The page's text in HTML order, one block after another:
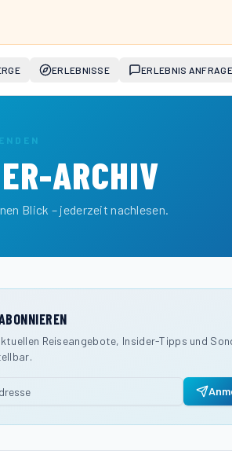
ERLEBNISSE ERLEBNIS
ARCHIV
Blick – jederzeit nachlesen.
Reiseangebote, Insider-Tipps und